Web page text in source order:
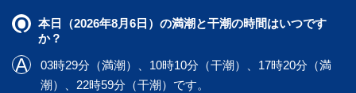
本日（2026年8月6日）の満潮と干潮の時間はいつです
か？
03時29分（満潮）、10時10分（干潮）、17時20分（満
潮）、22時59分（干潮）です。